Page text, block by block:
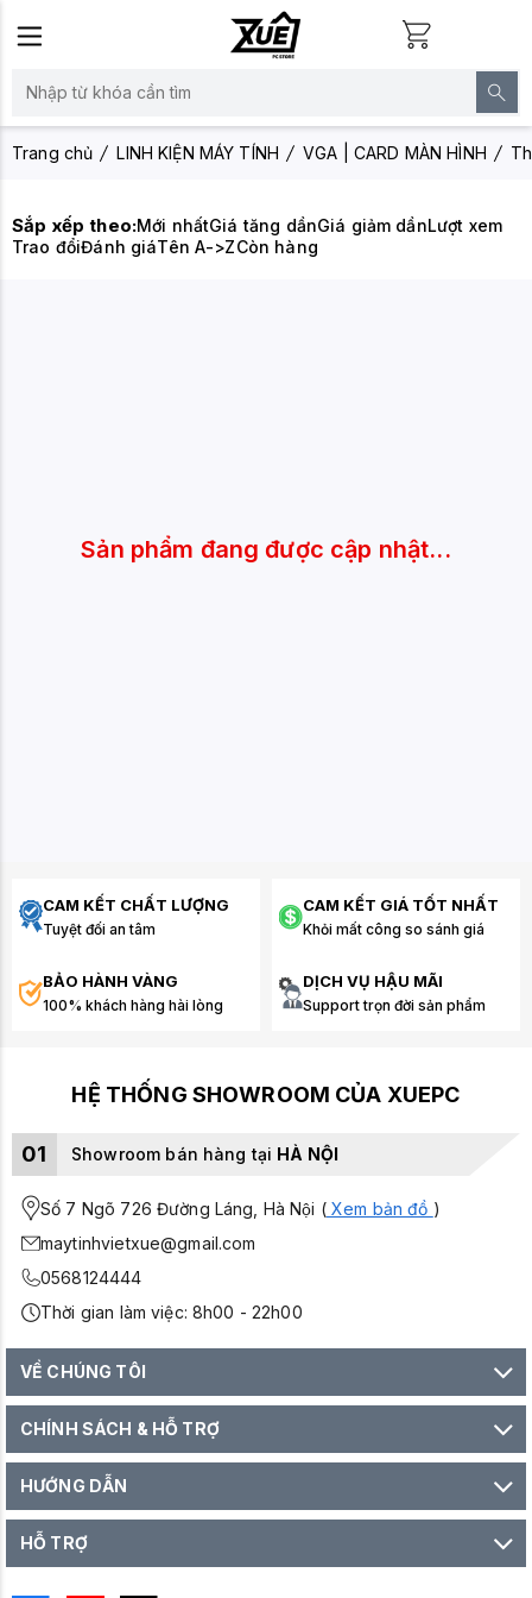
Trang chủ LINH KIỆN MÁY TÍNH VGA | CARD MÀN HÌNH
Sắp xếp theo:Mới nhấtGiá tăng dầnGiá giảm dầnLượt xem
Trao đổiĐánh giáTên A->ZCòn hàng
Sản phẩm đang được cập nhật...
CAM KẾT CHẤT LƯỢNG
Tuyệt đối an tâm
CAM KẾT GIÁ TỐT NHẤT
Khỏi mất công so sánh giá
BẢO HÀNH VÀNG
100% khách hàng hài lòng
DỊCH VỤ HẬU MÃI
Support trọn đời sản phẩm
HỆ THỐNG SHOWROOM CỦA XUEPC
01 Showroom bán hàng tại HÀ NỘI
Số 7 Ngõ 726 Đường Láng, Hà Nội (Xem bản đồ )
maytinhvietxue@gmail.com
0568124444
Thời gian làm việc: 8h00 - 22h00
VỀ CHÚNG TÔI
CHÍNH SÁCH & HỖ TRỢ
HƯỚNG DẪN
HỖ TRỢ